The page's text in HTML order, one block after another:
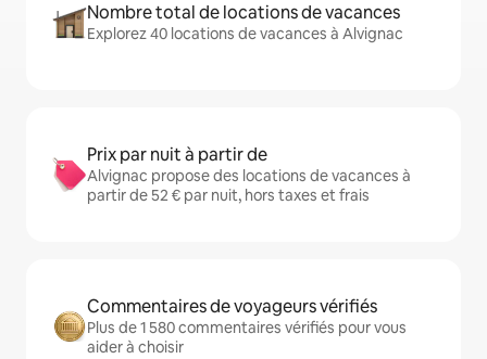
Nombre total de locations de vacances
Explorez 40 locations de vacances à Alvignac
Prix par nuit à partir de
Alvignac propose des locations de vacances à
partir de 52 € par nuit, hors taxes et frais
Commentaires de voyageurs vérifiés
Plus de 1 580 commentaires vérifiés pour vous
aider à choisir